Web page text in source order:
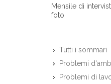
Mensile di
foto
Tutti i sommari
Problemi
Problemi di